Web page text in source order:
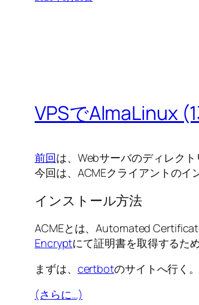
VPSでAlmaLinux
前回は、Webサーバのディレクト
今回は、ACMEクライアントのイ
インストール方法
ACMEとは、Automated
Encryptにて証明書を取得するため
まずは、 certbotのサイトへ行く。
(さらに…)